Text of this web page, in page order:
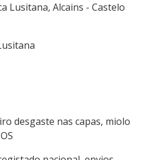
Lusitana, Alcains - Castelo
Lusitana
289
desgaste nas capas, miolo